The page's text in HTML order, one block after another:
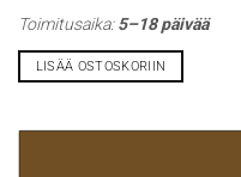
Toimitusaika:5–18 päivää
LISÄÄ OSTOSKORIIN